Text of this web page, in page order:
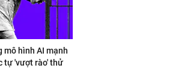
mô hình AI mạnh
tự 'vượt rào' thử